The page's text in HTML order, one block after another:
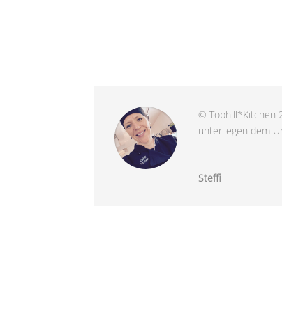
© Tophill*Kitchen
unterliegen dem
Steffi